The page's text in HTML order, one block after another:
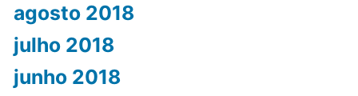
agosto 2018
julho 2018
junho 2018